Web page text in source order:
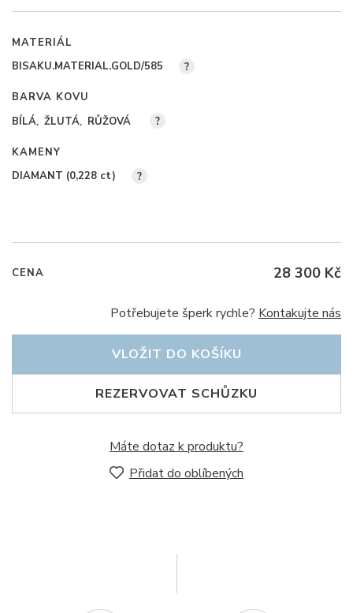
MATERIÁL
BISAKU.MATERIAL.GOLD/585
?
BARVA KOVU
BÍLÁ ŽLUTÁ RŮŽOVÁ ?
KAMENY
DIAMANT (0,228 ct) ?
CENA 28 300 Kč
Potřebujete šperk rychle? Kontakujte nás
REZERVOVAT SCHŮZKU
VLOŽIT DO KOŠÍKU
Máte dotaz k produktu?
Přidat do oblíbených